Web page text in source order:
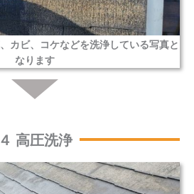
カビ、コケなどを洗浄している写真と
なります
４ 高圧洗浄